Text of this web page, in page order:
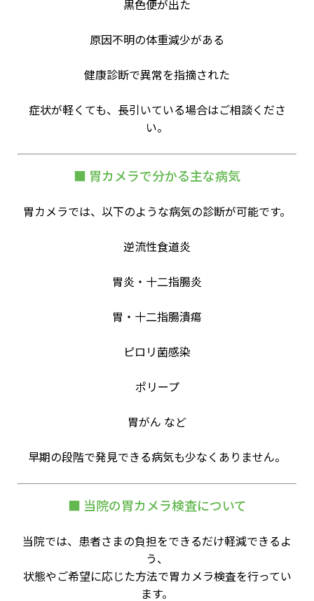
黒色便が出た
原因不明の体重減少がある
健康診断で異常を指摘された
症状が軽くても、長引いている場合はご相談くださ
い。
■ 胃カメラで分かる主な病気
胃カメラでは、以下のような病気の診断が可能です。
逆流性食道炎
胃炎・十二指腸炎
胃・十二指腸潰瘍
ピロリ菌感染
ポリープ
胃がん など
早期の段階で発見できる病気も少なくありません。
■ 当院の胃カメラ検査について
当院では、患者さまの負担をできるだけ軽減できるよ
う、
状態やご希望に応じた方法で胃カメラ検査を行ってい
ます。